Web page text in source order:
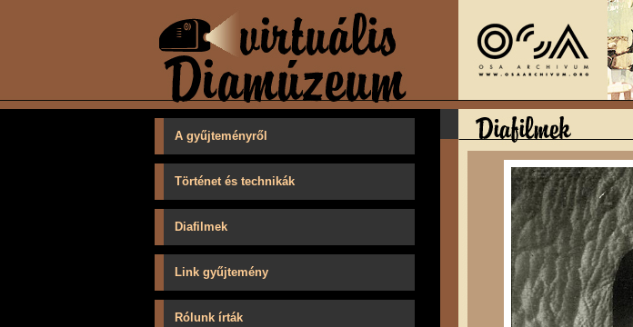
A gyűjteményről
Történet és technikák
Diafilmek
Link gyűjtemény
Rólunk írták